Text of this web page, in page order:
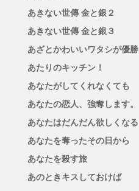
あきない世傳 金と銀２
あきない世傳 金と銀３
あざとかわいいワタシが優勝
あたりのキッチン！
あなたがしてくれなくても
あなたの恋人、強奪します。
あなたはだんだん欲しくなる
あなたを奪ったその日から
あなたを殺す旅
あのときキスしておけば